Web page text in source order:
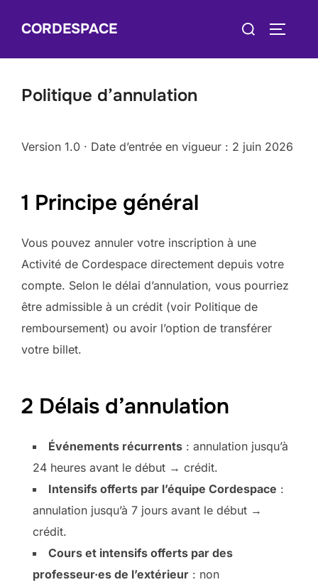
CORDESPACE
Search
Politique d’annulation
Version 1.0 · Date d’entrée en vigueur : 2 juin 2026
1 Principe général
Vous pouvez annuler votre inscription à une
Activité de Cordespace directement depuis votre
compte. Selon le délai d’annulation, vous pourriez
être admissible à un crédit (voir Politique de
remboursement) ou avoir l’option de transférer
votre billet.
2 Délais d’annulation
Événements récurrents : annulation jusqu’à
24 heures avant le début → crédit.
Intensifs offerts par l’équipe Cordespace :
annulation jusqu’à 7 jours avant le début →
crédit.
Cours et intensifs offerts par des
professeur·es de l’extérieur : non